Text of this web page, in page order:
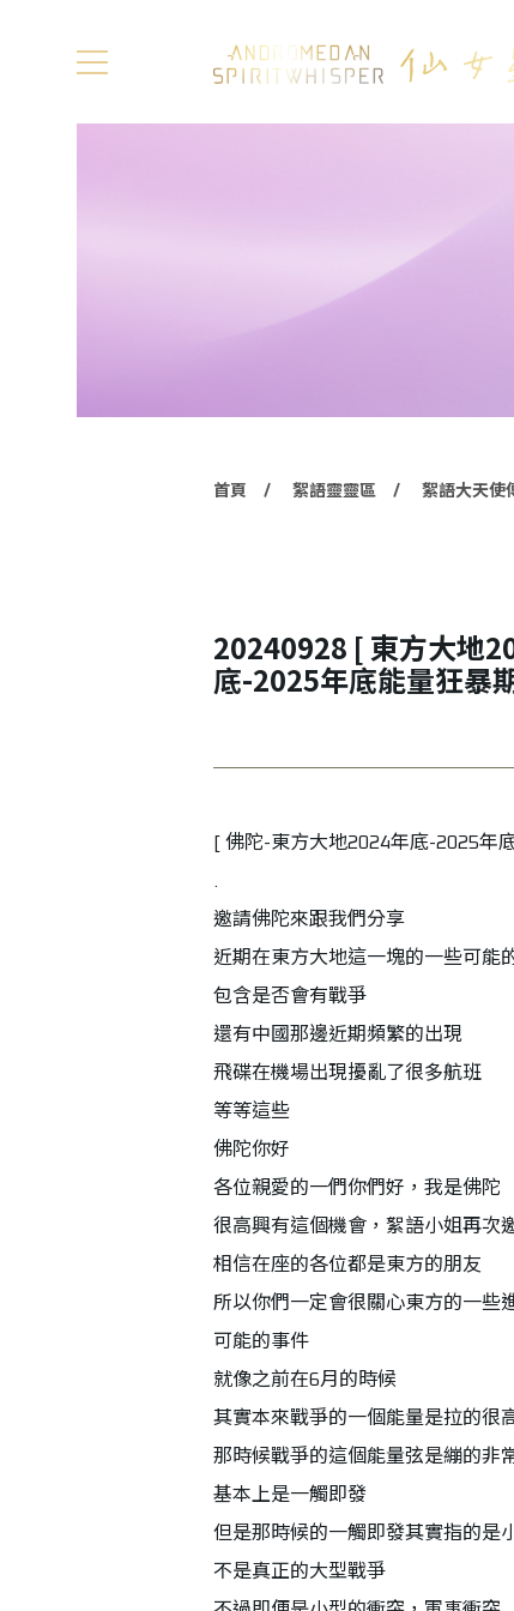
首頁 絮語靈靈區 絮語大天使
20240928 [ 東方大地2024年
底-2025年底能量狂暴
[ 佛陀-東方大地2024年底-2025年
.
邀請佛陀來跟我們分享
近期在東方大地這一塊的一些可能
包含是否會有戰爭
還有中國那邊近期頻繁的出現
飛碟在機場出現擾亂了很多航班
等等這些
佛陀你好
各位親愛的一們你們好，我是佛陀
很高興有這個機會，絮語小姐再次
相信在座的各位都是東方的朋友
所以你們一定會很關心東方的一些
可能的事件
就像之前在6月的時候
其實本來戰爭的一個能量是拉的很
那時候戰爭的這個能量弦是繃的非
基本上是一觸即發
但是那時候的一觸即發其實指的是
不是真正的大型戰爭